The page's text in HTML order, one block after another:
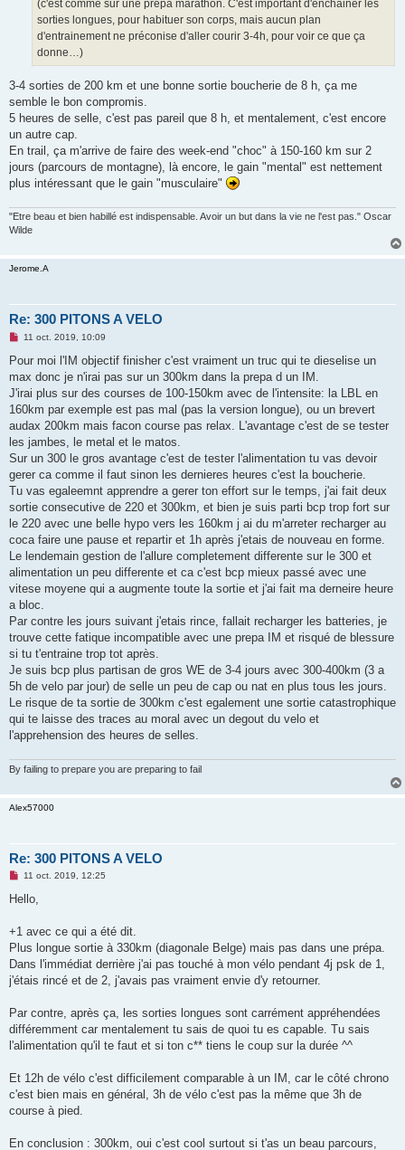
(c'est comme sur une prépa marathon. C'est important d'enchainer les
sorties longues, pour habituer son corps, mais aucun plan
d'entrainement ne préconise d'aller courir 3-4h, pour voir ce que ça
donne…)
3-4 sorties de 200 km et une bonne sortie boucherie de 8 h, ça me
semble le bon compromis.
5 heures de selle, c'est pas pareil que 8 h, et mentalement, c'est encore
un autre cap.
En trail, ça m'arrive de faire des week-end "choc" à 150-160 km sur 2
jours (parcours de montagne), là encore, le gain "mental" est nettement
plus intéressant que le gain "musculaire"
"Etre beau et bien habillé est indispensable. Avoir un but dans la vie ne l'est pas." Oscar
Wilde
Jerome.A
Re: 300 PITONS A VELO
M
s
a
g
n
o
l
u
11 oct. 2019, 10:09
Pour moi l'IM objectif finisher c'est vraiment un truc qui te dieselise un
max donc je n'irai pas sur un 300km dans la prepa d un IM.
J'irai plus sur des courses de 100-150km avec de l'intensite: la LBL en
160km par exemple est pas mal (pas la version longue), ou un brevert
audax 200km mais facon course pas relax. L'avantage c'est de se tester
les jambes, le metal et le matos.
Sur un 300 le gros avantage c'est de tester l'alimentation tu vas devoir
gerer ca comme il faut sinon les dernieres heures c'est la boucherie.
Tu vas egaleemnt apprendre a gerer ton effort sur le temps, j'ai fait deux
sortie consecutive de 220 et 300km, et bien je suis parti bcp trop fort sur
le 220 avec une belle hypo vers les 160km j ai du m'arreter recharger au
coca faire une pause et repartir et 1h après j'etais de nouveau en forme.
Le lendemain gestion de l'allure completement differente sur le 300 et
alimentation un peu differente et ca c'est bcp mieux passé avec une
vitese moyene qui a augmente toute la sortie et j'ai fait ma derneire heure
a bloc.
Par contre les jours suivant j'etais rince, fallait recharger les batteries, je
trouve cette fatique incompatible avec une prepa IM et risqué de blessure
si tu t'entraine trop tot après.
Je suis bcp plus partisan de gros WE de 3-4 jours avec 300-400km (3 a
5h de velo par jour) de selle un peu de cap ou nat en plus tous les jours.
Le risque de ta sortie de 300km c'est egalement une sortie catastrophique
qui te laisse des traces au moral avec un degout du velo et
l'apprehension des heures de selles.
By failing to prepare you are preparing to fail
Alex57000
Re: 300 PITONS A VELO
M
s
g
n
o
l
11 oct. 2019, 12:25
Hello,
+1 avec ce qui a été dit.
Plus longue sortie à 330km (diagonale Belge) mais pas dans une prépa.
Dans l'immédiat derrière j'ai pas touché à mon vélo pendant 4j psk de 1,
j'étais rincé et de 2, j'avais pas vraiment envie d'y retourner.
Par contre, après ça, les sorties longues sont carrément appréhendées
différemment car mentalement tu sais de quoi tu es capable. Tu sais
l'alimentation qu'il te faut et si ton c** tiens le coup sur la durée ^^
Et 12h de vélo c'est difficilement comparable à un IM, car le côté chrono
c'est bien mais en général, 3h de vélo c'est pas la même que 3h de
course à pied.
En conclusion : 300km, oui c'est cool surtout si t'as un beau parcours,